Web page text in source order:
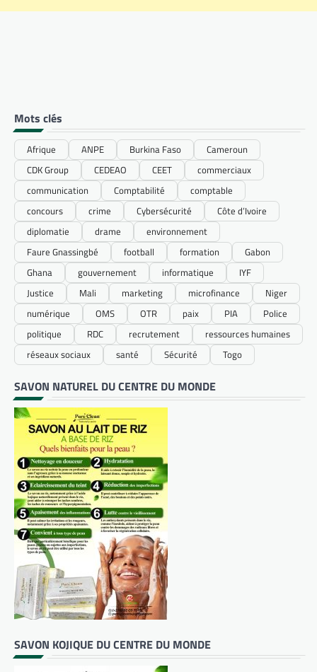
Mots clés
Afrique ANPE Burkina Faso
Cameroun
CDK Group
CEDEAO CEET
commerciaux
communication
Comptabilité
comptable
concours
crime Cybersécurité
Côte d’Ivoire
diplomatie
drame
environnement
Faure Gnassingbé
football formation
Gabon
Ghana
gouvernement informatique
IYF
Justice
Mali marketing microfinance
Niger
numérique
OMS OTR paix PIA
Police
politique
RDC recrutement
ressources humaines
réseaux sociaux
santé Sécurité Togo
SAVON NATUREL DU CENTRE DU MONDE
SAVON KOJIQUE DU CENTRE DU MONDE